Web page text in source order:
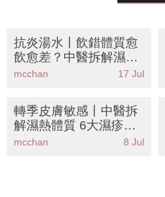
抗炎湯水丨飲錯體質愈
飲愈差？中醫拆解濕熱/
虛寒食療＋10大抗炎食
mcchan 17 Jul
轉季皮膚敏感丨中醫拆
解濕熱體質 6大濕疹戒
口食物清單+潤燥糖水
mcchan 8 Jul